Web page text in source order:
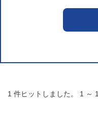
1 件ヒットしました。 1 ～ 1